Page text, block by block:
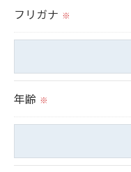
当社では、お客様の
用停止の手続を定め
ご本人である事を確
個人情報の開示･訂
フリガナ ※
年齢 ※